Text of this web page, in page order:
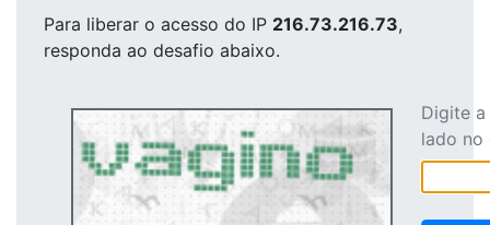
Para liberar o acesso do IP 216.73.216.73,
responda ao desafio abaixo.
Digite
lado no